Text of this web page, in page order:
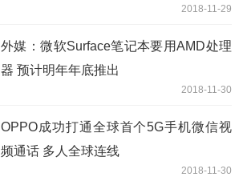
2018-11-29
外媒：微软Surface笔记本要用AMD处理
器 预计明年年底推出
2018-11-30
OPPO成功打通全球首个5G手机微信视
频通话 多人全球连线
2018-11-30